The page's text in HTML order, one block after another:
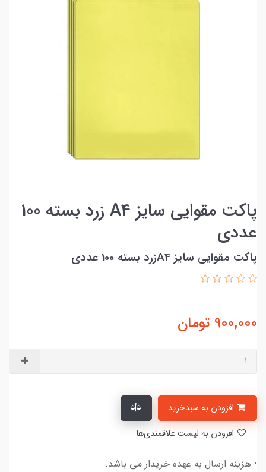
پاکت مقوایی سایز A4 زرد بسته 100
عددی
پاکت مقوایی سایز A4زرد بسته 100 عددی
900,000 تومان
• هزینه ارسال به عهده خریدار می باشد.